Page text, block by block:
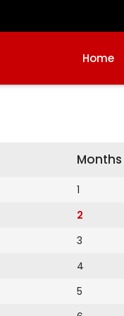
Home
Months
1
2
3
4
5